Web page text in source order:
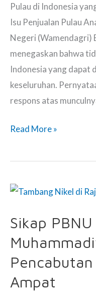
Pulau di Indonesia
Isu Penjualan Pulau
Negeri (Wamendagri)
menegaskan bahwa
Indonesia yang dapat
keseluruhan.
respons atas
Soal
Anambas
Bima
Tidak
Boleh
Perorangan.
Read More »
Sikap
Ampat